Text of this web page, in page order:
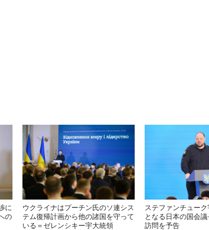
に
の
ウクライナはプーチン氏のソ連シス
テム復帰計画から他の諸国を守って
いる＝ゼレンシキー宇大統領
ステファンチュー
となる日本の国会
訪問を予告